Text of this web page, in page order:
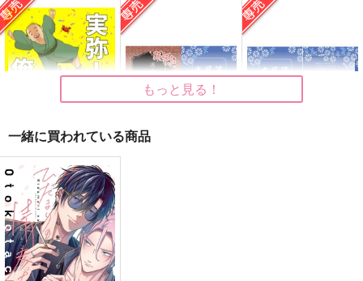
君の手を取る方法は
ふわ工房
1,257円（税込）
不死川実弥×冨岡義勇
作品詳細
君が魔法をかけたから
かめや御昼寝堂
629円（税込）
不死川実弥×冨岡義勇
死がふたりを分かつま
で
最下層
1,100円（税込）
実弥ーッ俺だー！！
M米穀店
専売 572円 （税込）
鬼滅の刃
冨岡義勇×不死川実弥
もっと見る！
一緒に買われている商品